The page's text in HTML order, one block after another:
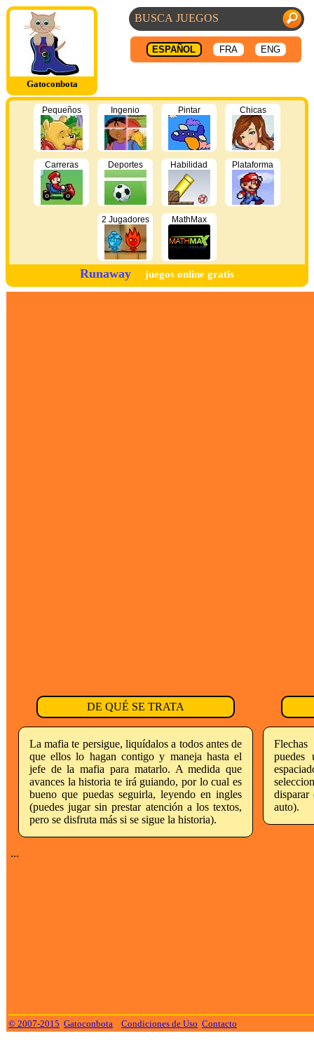
Gatoconbota
ESPAÑOL FRA ENG
Pequeños Ingenio Pintar Chicas
Carreras Deportes Habilidad Plataforma
2 Jugadores MathMax
Runaway juegos online gratis
DE QUÉ SE TRATA
La mafia te persigue, liquídalos a todos antes de
que ellos lo hagan contigo y maneja hasta el
jefe de la mafia para matarlo. A medida que
avances la historia te irá guiando, por lo cual es
bueno que puedas seguirla, leyendo en ingles
(puedes jugar sin prestar atención a los textos,
pero se disfruta más si se sigue la historia).
disparar
auto).
...
© 2007-2015 Gatoconbota Condiciones de Uso Contacto